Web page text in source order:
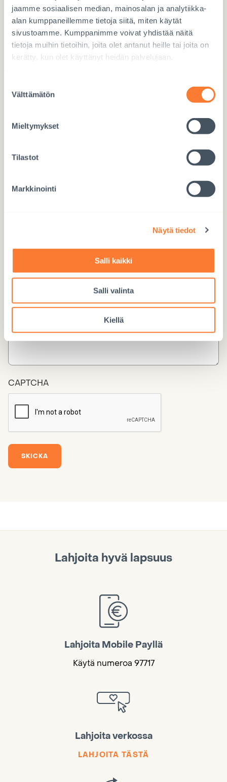
jaamme sosiaalisen median, mainosalan ja analytiikka-
alan kumppaneillemme tietoja siitä, miten käytät
sivustoamme. Kumppanimme voivat yhdistää näitä
tietoja muihin tietoihin, joita olet antanut heille tai joita on
kerätty, kun olet käyttänyt heidän palvelujaan.
valinta
Välttämätön
Mieltymykset
Tilastot
Markkinointi
Näytä tiedot
Salli kaikki
Salli valinta
Kiellä
E-post
1 person
Frågor (Vi behandlar frågor som skickats på förhand
CAPTCHA
SKICKA
Lahjoita hyvä lapsuus
Lahjoita Mobile Payllä
Käytä numeroa 97717
Lahjoita verkossa
LAHJOITA TÄSTÄ